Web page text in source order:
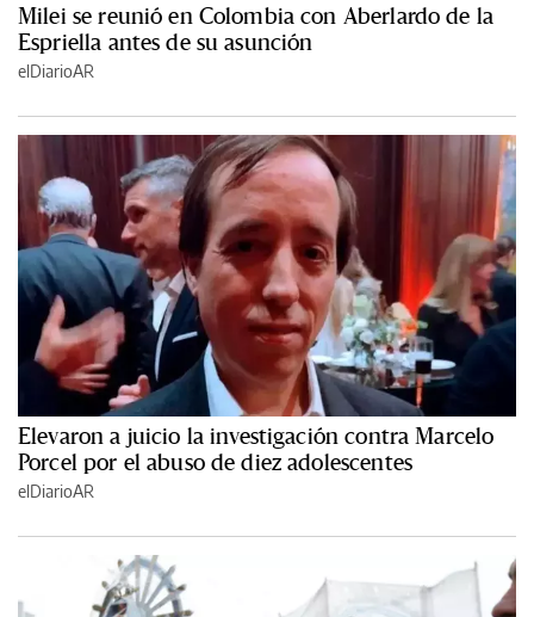
Milei se reunió en Colombia con Aberlardo de la
Espriella antes de su asunción
elDiarioAR
Elevaron a juicio la investigación contra Marcelo
Porcel por el abuso de diez adolescentes
elDiarioAR